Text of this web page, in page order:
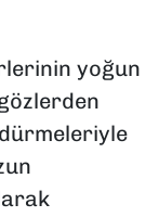
yoğun